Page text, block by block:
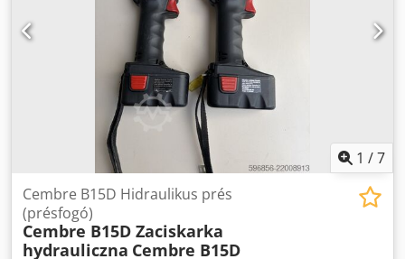
1 /7
Cembre B15D Hidraulikus prés
(présfogó)
Cembre B15D Zaciskarka
hydrauliczna Cembre B15D